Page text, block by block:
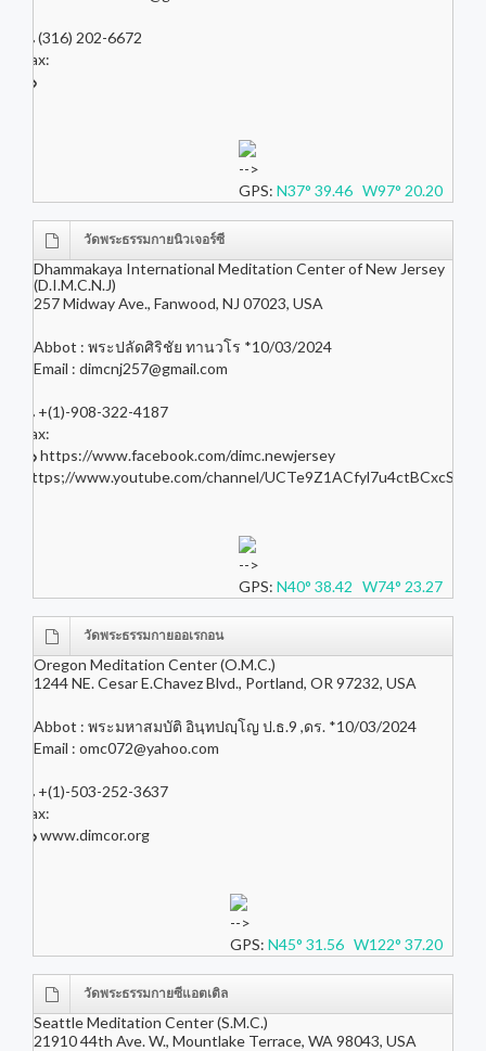
(316) 202-6672
Fax:
-->
GPS: N37° 39.46 W97° 20.20
วัดพระธรรมกายนิวเจอร์ซี
Dhammakaya International Meditation Center of New Jersey
(D.I.M.C.N.J)
257 Midway Ave., Fanwood, NJ 07023, USA
Abbot : พระปลัดศิริชัย ทานวโร *10/03/2024
Email : dimcnj257@gmail.com
+(1)-908-322-4187
Fax:
https://www.facebook.com/dimc.newjersey
https;//www.youtube.com/channel/UCTe9Z1ACfyl7u4ctBCxcSqA
-->
GPS: N40° 38.42 W74° 23.27
วัดพระธรรมกายออเรกอน
Oregon Meditation Center (O.M.C.)
1244 NE. Cesar E.Chavez Blvd., Portland, OR 97232, USA
Abbot : พระมหาสมบัติ อินฺทปญฺโญ ป.ธ.9 ,ดร. *10/03/2024
Email : omc072@yahoo.com
+(1)-503-252-3637
Fax:
www.dimcor.org
-->
GPS: N45° 31.56 W122° 37.20
วัดพระธรรมกายซีแอตเติล
Seattle Meditation Center (S.M.C.)
21910 44th Ave. W., Mountlake Terrace, WA 98043, USA